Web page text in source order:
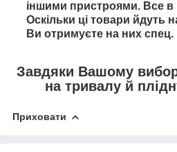
іншими пристроями. Все в
Оскільки ці товари йдуть
Ви отримуєте на них спец.
Завдяки Вашому
на тривалу й
Приховати